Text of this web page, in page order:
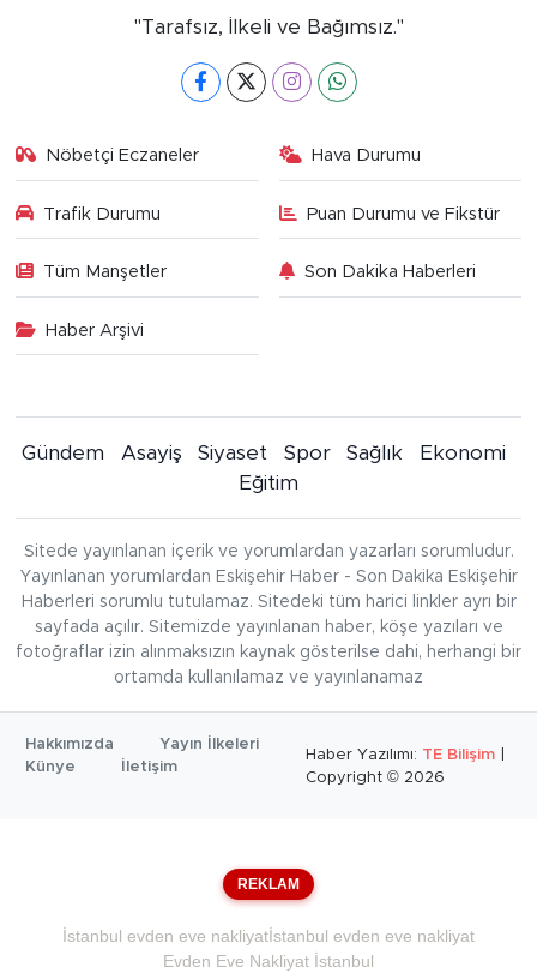
"Tarafsız, İlkeli ve Bağımsız."
Nöbetçi Eczaneler Hava Durumu
Trafik Durumu Puan Durumu ve Fikstür
Tüm Manşetler Son Dakika Haberleri
Haber Arşivi
Gündem Asayiş Siyaset Spor Sağlık
Ekonomi
Eğitim
Sitede yayınlanan içerik ve yorumlardan yazarları sorumludur.
Yayınlanan yorumlardan Eskişehir Haber - Son Dakika Eskişehir
Haberleri sorumlu tutulamaz. Sitedeki tüm harici linkler ayrı bir
sayfada açılır. Sitemizde yayınlanan haber, köşe yazıları ve
fotoğraflar izin alınmaksızın kaynak gösterilse dahi, herhangi bir
ortamda kullanılamaz ve yayınlanamaz
Hakkımızda
Yayın İlkeleri
Künye
İletişim
Haber Yazılımı: TE Bilişim
Copyright © 2026
REKLAM
İstanbul evden eve nakliyatİstanbul evden eve nakliyat
Evden Eve Nakliyat İstanbul